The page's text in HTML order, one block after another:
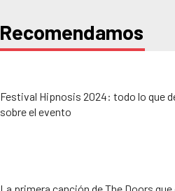
Recomendamos
Festival Hipnosis 2024: todo lo que
sobre el evento